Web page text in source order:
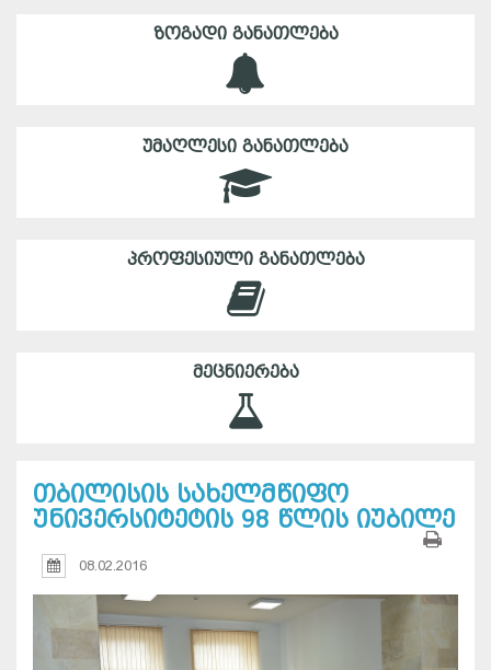
ᲖᲝᲒᲐᲓᲘ ᲒᲐᲜᲐᲗᲚᲔᲑᲐ
ᲣᲛᲐᲦᲚᲔᲡᲘ ᲒᲐᲜᲐᲗᲚᲔᲑᲐ
ᲞᲠᲝᲤᲔᲡᲘᲣᲚᲘ ᲒᲐᲜᲐᲗᲚᲔᲑᲐ
ᲛᲔᲪᲜᲘᲔᲠᲔᲑᲐ
თბილისის სახელმწიფო
უნივერსიტეტის 98 წლის იუბილე
08.02.2016